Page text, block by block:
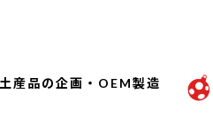
産品の企画・OEM製造